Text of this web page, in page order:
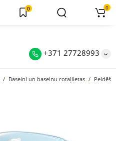
+371 27728993
0 0
Baseini un baseinu rotaļlietas